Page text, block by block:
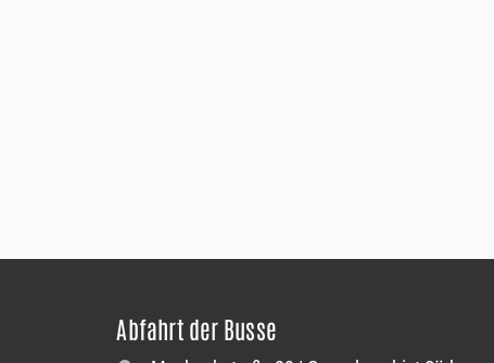
Abfahrt der Busse